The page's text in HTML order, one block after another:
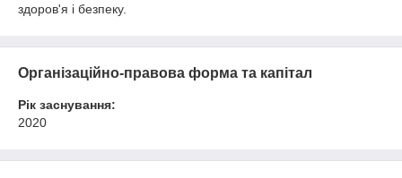
здоров'я і безпеку.
Організаційно-правова форма та капітал
Рік заснування:
2020